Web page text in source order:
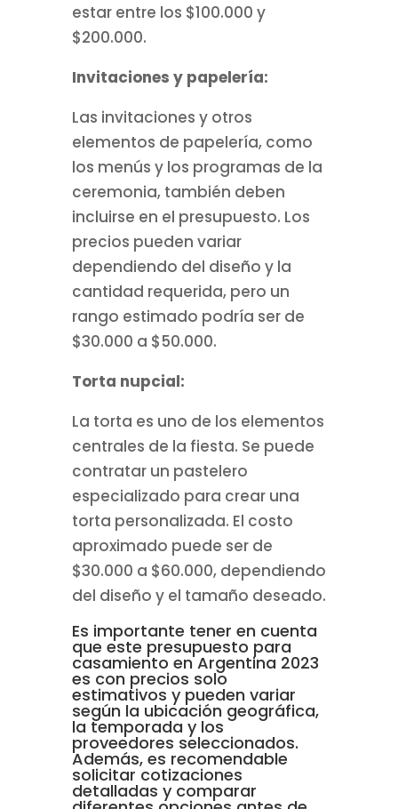
estar entre los $100.000 y
$200.000.
Invitaciones y papelería:
Las invitaciones y otros
elementos de papelería, como
los menús y los programas de la
ceremonia, también deben
incluirse en el presupuesto. Los
precios pueden variar
dependiendo del diseño y la
cantidad requerida, pero un
rango estimado podría ser de
$30.000 a $50.000.
Torta nupcial:
La torta es uno de los elementos
centrales de la fiesta. Se puede
contratar un pastelero
especializado para crear una
torta personalizada. El costo
aproximado puede ser de
$30.000 a $60.000, dependiendo
del diseño y el tamaño deseado.
Es importante tener en cuenta
que este presupuesto para
casamiento en Argentina 2023
es con precios solo
estimativos y pueden variar
según la ubicación geográfica,
la temporada y los
proveedores seleccionados.
Además, es recomendable
solicitar cotizaciones
detalladas y comparar